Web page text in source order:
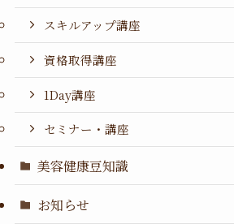
スキルアップ講座
資格取得講座
1Day講座
セミナー・講座
美容健康豆知識
お知らせ